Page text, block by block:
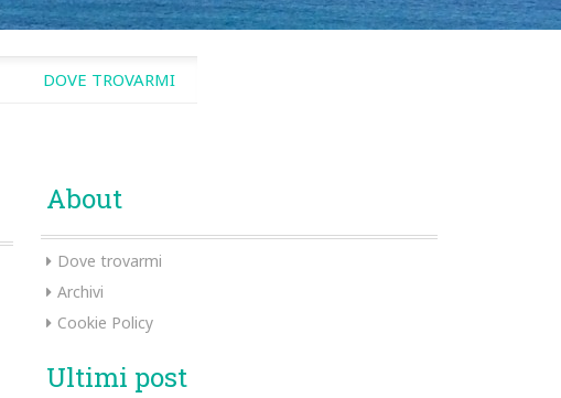
DOVE TROVARMI
About
Dove trovarmi
Archivi
Cookie Policy
Ultimi post